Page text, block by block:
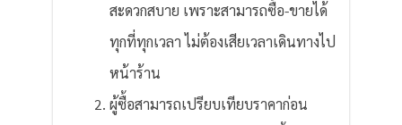
สะดวกสบาย เพราะสามารถซื้อ-ขายได้
ทุกที่ทุกเวลา ไม่ต้องเสียเวลาเดินทางไป
หน้าร้าน
ผู้ซื้อสามารถเปรียบเทียบราคาก่อน